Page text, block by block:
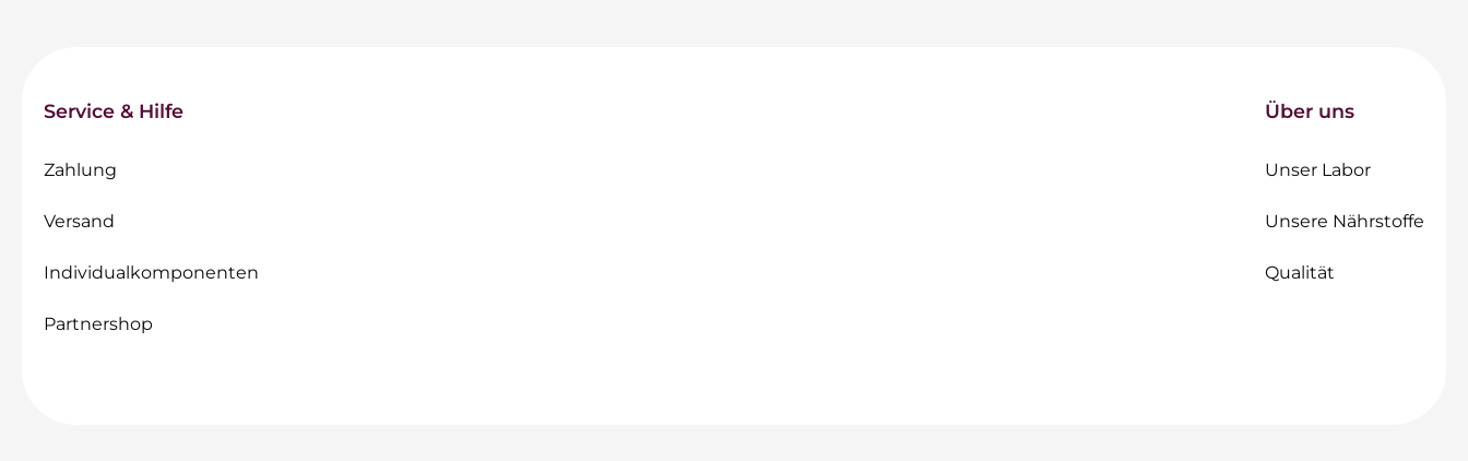
Service & Hilfe
Zahlung
Versand
Individualkomponenten
Partnershop
Über uns
Unser Labor
Unsere Nährstoffe
Qualität